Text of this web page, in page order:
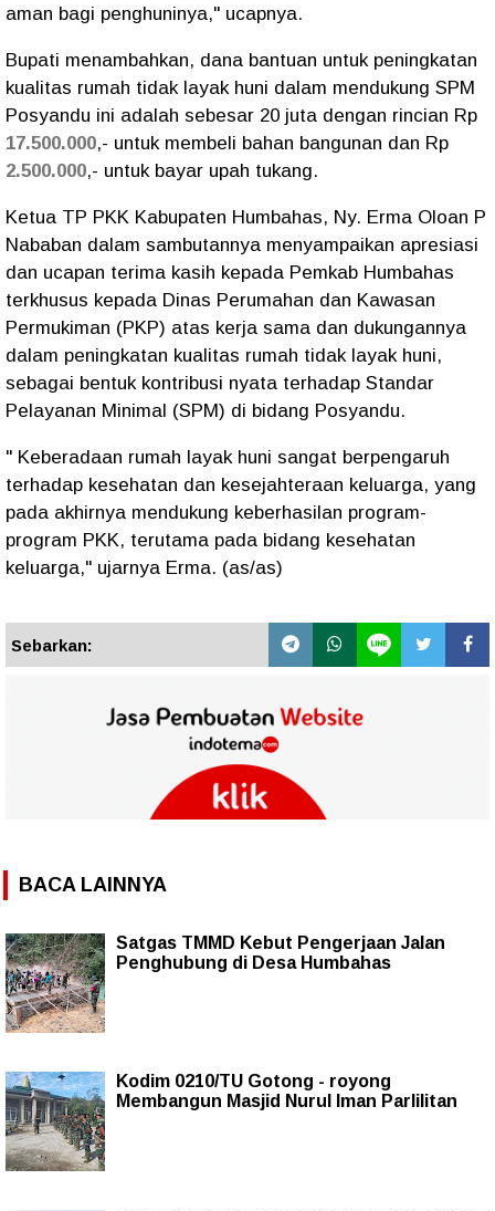
aman bagi penghuninya," ucapnya.
Bupati menambahkan, dana bantuan untuk peningkatan
kualitas rumah tidak layak huni dalam mendukung SPM
Posyandu ini adalah sebesar 20 juta dengan rincian Rp
17.500.000,- untuk membeli bahan bangunan dan Rp
2.500.000,- untuk bayar upah tukang.
Ketua TP PKK Kabupaten Humbahas, Ny. Erma Oloan P
Nababan dalam sambutannya menyampaikan apresiasi
dan ucapan terima kasih kepada Pemkab Humbahas
terkhusus kepada Dinas Perumahan dan Kawasan
Permukiman (PKP) atas kerja sama dan dukungannya
dalam peningkatan kualitas rumah tidak layak huni,
sebagai bentuk kontribusi nyata terhadap Standar
Pelayanan Minimal (SPM) di bidang Posyandu.
" Keberadaan rumah layak huni sangat berpengaruh
terhadap kesehatan dan kesejahteraan keluarga, yang
pada akhirnya mendukung keberhasilan program-
program PKK, terutama pada bidang kesehatan
keluarga," ujarnya Erma. (as/as)
Sebarkan:
BACA LAINNYA
Satgas TMMD Kebut Pengerjaan Jalan
Penghubung di Desa Humbahas
Kodim 0210/TU Gotong - royong
Membangun Masjid Nurul Iman Parlilitan